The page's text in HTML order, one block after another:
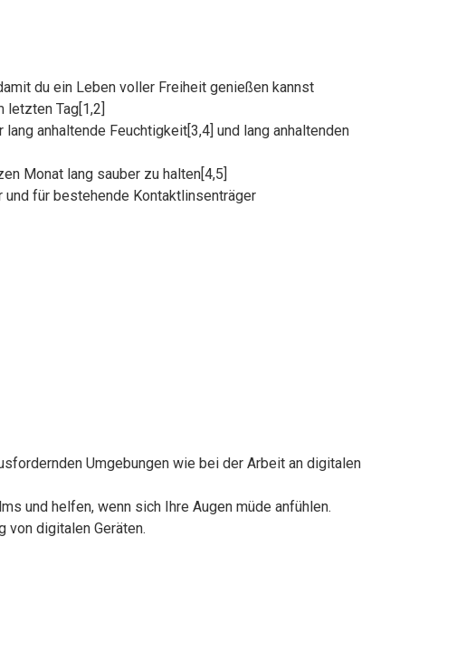
du ein Leben voller Freiheit genießen kannst
letzten Tag[1,2]
anhaltende Feuchtigkeit[3,4] und lang anhaltenden
Monat lang sauber zu halten[4,5]
für bestehende Kontaktlinsenträger
Umgebungen wie bei der Arbeit an digitalen
und helfen, wenn sich Ihre Augen müde anfühlen.
von digitalen Geräten.